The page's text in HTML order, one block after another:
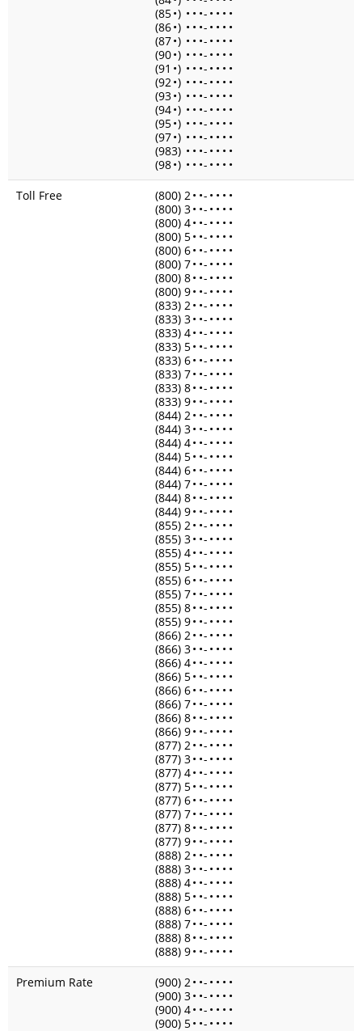
(85•) • • •- • • • •
(86•) • • •- • • • •
(87•) • • •- • • • •
(90•) • • •- • • • •
(91 •) • • •- • • • •
(92•) • • •- • • • •
(93•) • • •- • • • •
(94•) • • •- • • • •
(95•) • • •- • • • •
(97•) • • •- • • • •
(983) • • •- • • • •
(98•) • • •- • • • •
Toll Free
(800) 2• •- • • • •
(800) 3• •- • • • •
(800) 4• •- • • • •
(800) 5• •- • • • •
(800) 6• •- • • • •
(800) 7• •- • • • •
(800) 8• •- • • • •
(800) 9• •- • • • •
(833) 2• •- • • • •
(833) 3• •- • • • •
(833) 4• •- • • • •
(833) 5• •- • • • •
(833) 6• •- • • • •
(833) 7• •- • • • •
(833) 8• •- • • • •
(833) 9• •- • • • •
(844) 2• •- • • • •
(844) 3• •- • • • •
(844) 4• •- • • • •
(844) 5• •- • • • •
(844) 6• •- • • • •
(844) 7• •- • • • •
(844) 8• •- • • • •
(844) 9• •- • • • •
(855) 2• •- • • • •
(855) 3• •- • • • •
(855) 4• •- • • • •
(855) 5• •- • • • •
(855) 6• •- • • • •
(855) 7• •- • • • •
(855) 8• •- • • • •
(855) 9• •- • • • •
(866) 2• •- • • • •
(866) 3• •- • • • •
(866) 4• •- • • • •
(866) 5• •- • • • •
(866) 6• •- • • • •
(866) 7• •- • • • •
(866) 8• •- • • • •
(866) 9• •- • • • •
(877) 2• •- • • • •
(877) 3• •- • • • •
(877) 4• •- • • • •
(877) 5• •- • • • •
(877) 6• •- • • • •
(877) 7• •- • • • •
(877) 8• •- • • • •
(877) 9• •- • • • •
(888) 2• •- • • • •
(888) 3• •- • • • •
(888) 4• •- • • • •
(888) 5• •- • • • •
(888) 6• •- • • • •
(888) 7• •- • • • •
(888) 8• •- • • • •
(888) 9• •- • • • •
Premium Rate
(900) 2• •- • • • •
(900) 3• •- • • • •
(900) 4• •- • • • •
(900) 5• •- • • • •